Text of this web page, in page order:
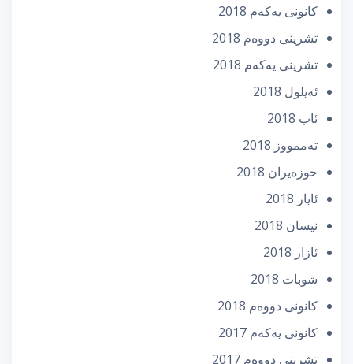
كانونی یه‌كه‌م 2018
تشرینی دووه‌م 2018
تشرینی یه‌كه‌م 2018
ئه‌یلول 2018
ئاب 2018
تەممووز 2018
حوزه‌یران 2018
ئایار 2018
نیسان 2018
ئازار 2018
شوبات 2018
كانونی دووه‌م 2018
كانونی یه‌كه‌م 2017
تشرینی دووه‌م 2017